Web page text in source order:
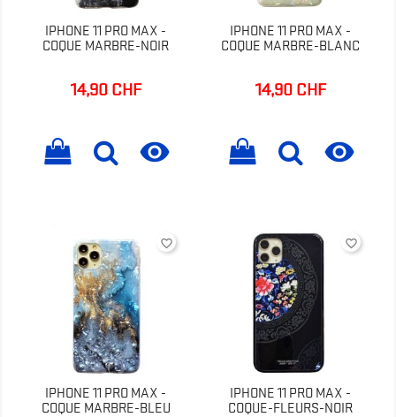
IPHONE 11 PRO MAX -
COQUE MARBRE-NOIR
Prix
14,90 CHF

IPHONE 11 PRO MAX -
COQUE MARBRE-BLANC
Prix
14,90 CHF

IPHONE 11 PRO MAX -
COQUE MARBRE-BLEU
favorite_border
IPHONE 11 PRO MAX -
COQUE-FLEURS-NOIR
favorite_border